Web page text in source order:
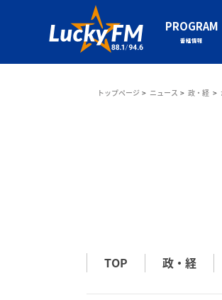
PROGRAM
番組情報
トップページ ニュース 政・経
TOP 政・経